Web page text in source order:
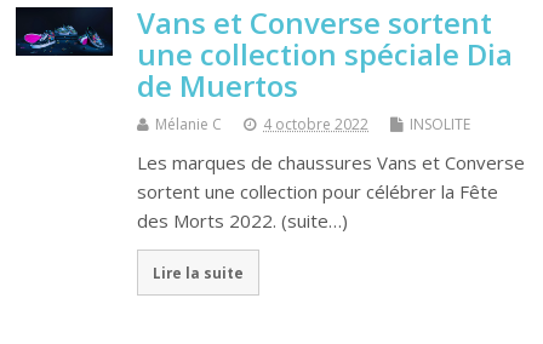
Vans et Converse sortent
une collection spéciale Dia
de Muertos
Mélanie C 4 octobre 2022 INSOLITE
Les marques de chaussures Vans et Converse
sortent une collection pour célébrer la Fête
des Morts 2022. (suite…)
Lire la suite